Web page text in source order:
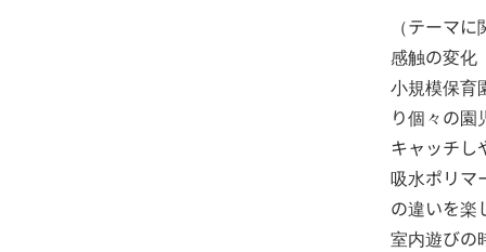
（テーマ
感触の変化
小規模保育
り個々の
キャッチし
吸水ポリマ
の違いを楽
室内遊びの